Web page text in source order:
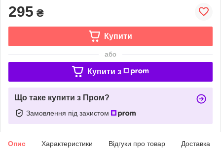
295 ₴
Купити
або
Купити з
Що таке купити з Пром?
Замовлення під захистом
Опис Характеристики Відгуки про товар Доставка